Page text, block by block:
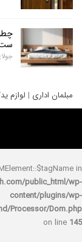
چطور تخت
ست کنیم؟
جولای 28, 2025
|لوازم یدکی چینی|
Frontend/